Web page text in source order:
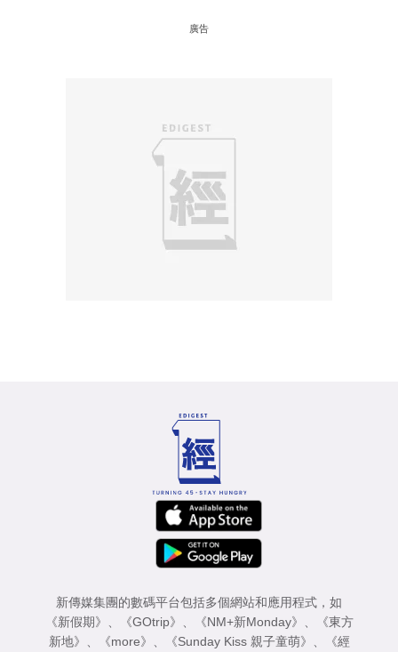
廣告
新傳媒集團的數碼平台包括多個網站和應用程式，如
《新假期》
《GOtrip》 《NM+新Monday》
《東方
新地》
《more》 《Sunday Kiss 親子童萌》
《經